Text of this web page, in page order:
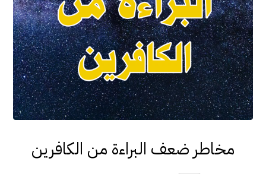
مخاطر ضعف البراءة من الكافرين